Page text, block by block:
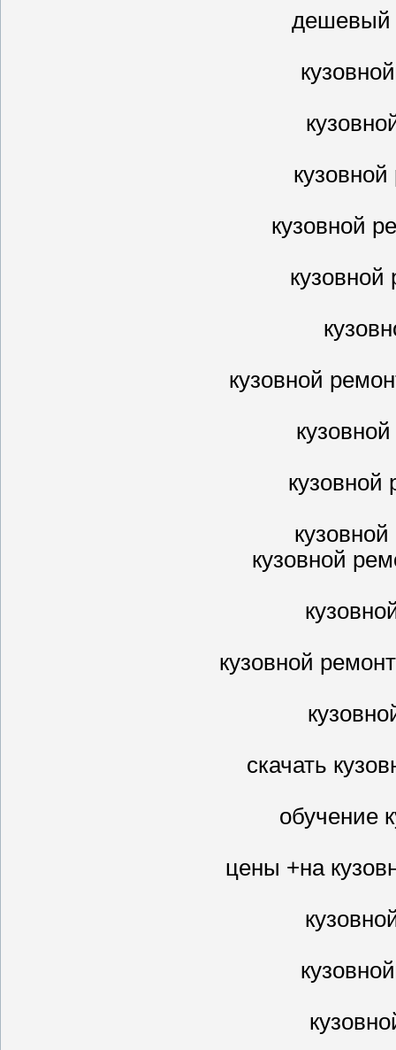
дешевый
кузовной
кузовной
кузовной
кузовной
кузовной
кузовной
скачать
обучение
цены +на